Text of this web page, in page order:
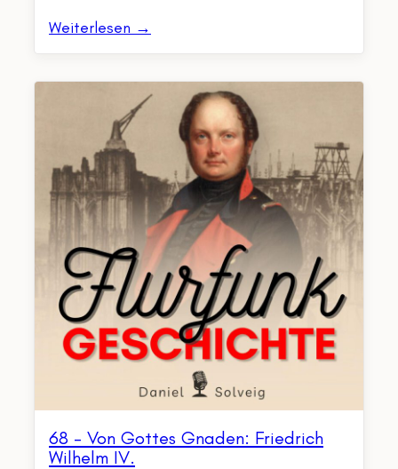
Weiterlesen →
68 – Von Gottes Gnaden: Friedrich
Wilhelm IV.